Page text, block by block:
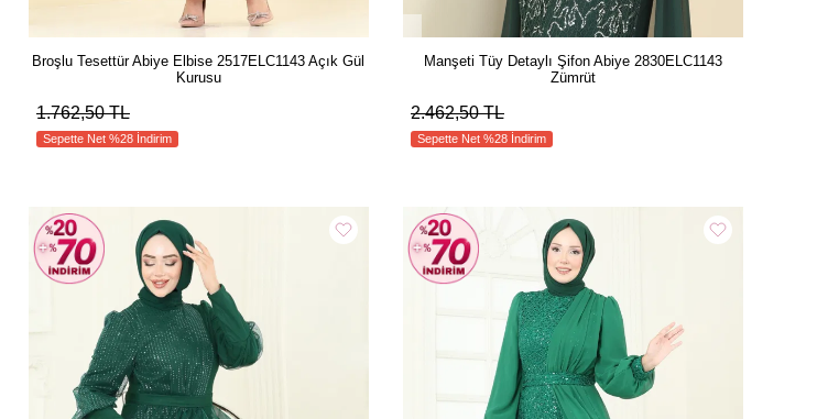
Broşlu Tesettür Abiye Elbise 2517ELC1143 Açık Gül
Kurusu
1.762,50 TL
Sepette Net %28 İndirim
Manşeti Tüy Detaylı Şifon Abiye 2830ELC1143
Zümrüt
2.462,50 TL
Sepette Net %28 İndirim